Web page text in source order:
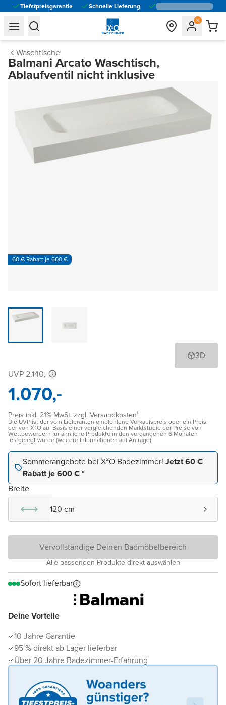
Tiefstpreisgarantie Schnelle Lieferung
general.navigation.toggle_menu.label
general.navigation.toggle_menu.label
Waschtische
Balmani Arcato Waschtisch,
Ablaufventil nicht inklusive
60 € Rabatt je 600 €
3D
Deine Vorteile
10 Jahre Garantie
95 % direkt ab Lager lieferbar
Über 20 Jahre Badezimmer-Erfahrung
UVP 2.140,-
1.070,-
Preis inkl. 21% MwSt. zzgl. Versandkosten¹
Die UVP ist der vom Lieferanten empfohlene Verkaufspreis oder ein Preis,
der von X²O auf Basis einer vergleichenden Marktstudie der Preise von
Wettbewerbern für ähnliche Produkte in den vergangenen 6 Monaten
festgelegt wurde (weitere Informationen auf Anfrage)
Sommerangebote bei X²O Badezimmer! Jetzt 60 €
Rabatt je 600 € *
Breite
120 cm
Vervollständige Deinen Badmöbelbereich
Alle passenden Produkte direkt auswählen
Sofort lieferbar